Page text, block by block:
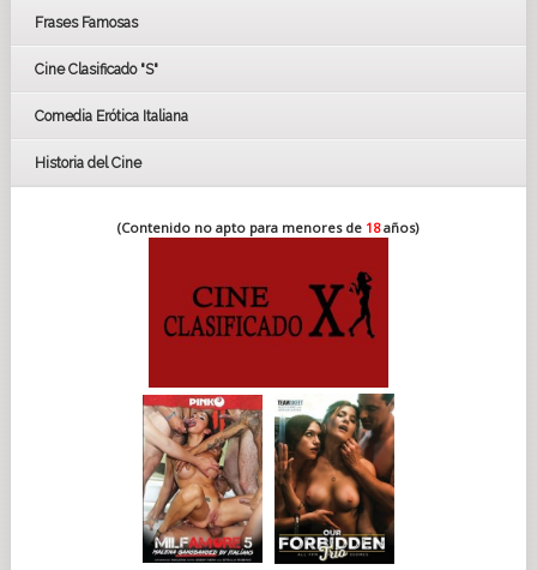
Frases Famosas
Cine Clasificado "S"
Comedia Erótica Italiana
Historia del Cine
(Contenido no apto para menores de 18años)